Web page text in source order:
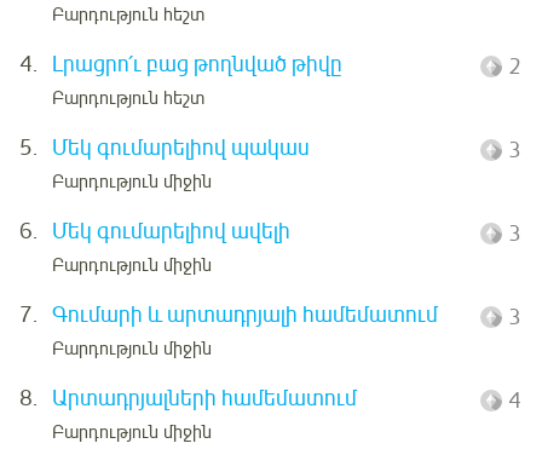
Բարդություն հեշտ
4. Լրացրո՛ւ բաց թողնված թիվը
Բարդություն հեշտ
2
5. Մեկ գումարելիով պակաս
Բարդություն միջին
3
6. Մեկ գումարելիով ավելի
Բարդություն միջին
3
7. Գումարի և արտադրյալի համեմատում
Բարդություն միջին
3
8. Արտադրյալների համեմատում
Բարդություն միջին
4